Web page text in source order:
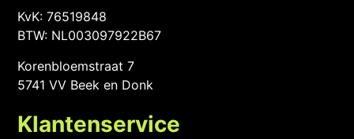
KvK: 76519848
BTW: NL003097922B67
Korenbloemstraat 7
5741 VV Beek en Donk
Klantenservice